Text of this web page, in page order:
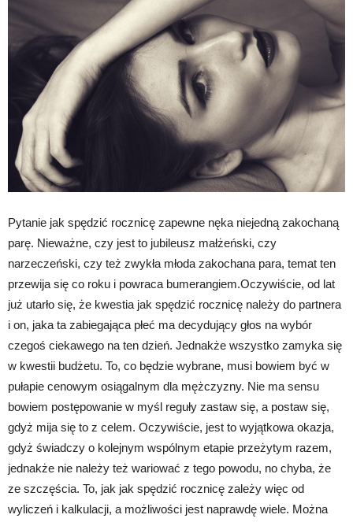
Pytanie jak spędzić rocznicę zapewne nęka niejedną zakochaną
parę. Nieważne, czy jest to jubileusz małżeński, czy
narzeczeński, czy też zwykła młoda zakochana para, temat ten
przewija się co roku i powraca bumerangiem.Oczywiście, od lat
już utarło się, że kwestia jak spędzić rocznicę należy do partnera
i on, jaka ta zabiegająca płeć ma decydujący głos na wybór
czegoś ciekawego na ten dzień. Jednakże wszystko zamyka się
w kwestii budżetu. To, co będzie wybrane, musi bowiem być w
pułapie cenowym osiągalnym dla mężczyzny. Nie ma sensu
bowiem postępowanie w myśl reguły zastaw się, a postaw się,
gdyż mija się to z celem. Oczywiście, jest to wyjątkowa okazja,
gdyż świadczy o kolejnym wspólnym etapie przeżytym razem,
jednakże nie należy też wariować z tego powodu, no chyba, że
ze szczęścia. To, jak jak spędzić rocznicę zależy więc od
wyliczeń i kalkulacji, a możliwości jest naprawdę wiele. Można